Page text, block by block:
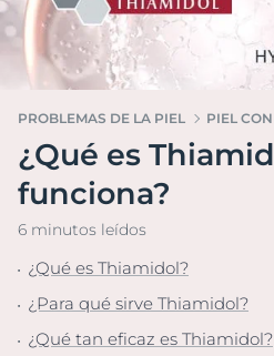
PROBLEMAS DE LA PIEL PIEL
¿Qué es
funciona?
6 minutos leídos
¿Qué es Thiamidol?
¿Para qué sirve Thiamidol?
¿Qué tan eficaz es Thiamidol?